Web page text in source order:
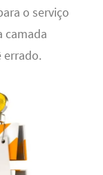
o serviço
camada
errado.